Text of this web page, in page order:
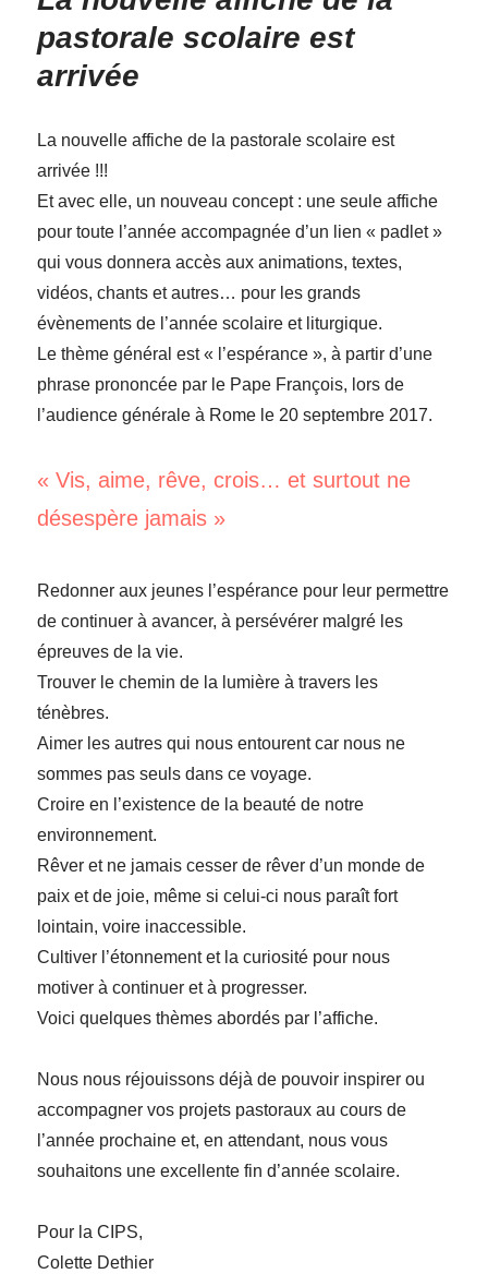
pastorale scolaire est
arrivée
La nouvelle affiche de la pastorale scolaire est
arrivée !!!
Et avec elle, un nouveau concept : une seule affiche
pour toute l’année accompagnée d’un lien « padlet »
qui vous donnera accès aux animations, textes,
vidéos, chants et autres… pour les grands
évènements de l’année scolaire et liturgique.
Le thème général est « l’espérance », à partir d’une
phrase prononcée par le Pape François, lors de
l’audience générale à Rome le 20 septembre 2017.
« Vis, aime, rêve, crois… et surtout ne
désespère jamais »
Redonner aux jeunes l’espérance pour leur permettre
de continuer à avancer, à persévérer malgré les
épreuves de la vie.
Trouver le chemin de la lumière à travers les
ténèbres.
Aimer les autres qui nous entourent car nous ne
sommes pas seuls dans ce voyage.
Croire en l’existence de la beauté de notre
environnement.
Rêver et ne jamais cesser de rêver d’un monde de
paix et de joie, même si celui-ci nous paraît fort
lointain, voire inaccessible.
Cultiver l’étonnement et la curiosité pour nous
motiver à continuer et à progresser.
Voici quelques thèmes abordés par l’affiche.
Nous nous réjouissons déjà de pouvoir inspirer ou
accompagner vos projets pastoraux au cours de
l’année prochaine et, en attendant, nous vous
souhaitons une excellente fin d’année scolaire.
Pour la CIPS,
Colette Dethier